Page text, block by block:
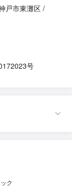
戸市東灘区
号
ク